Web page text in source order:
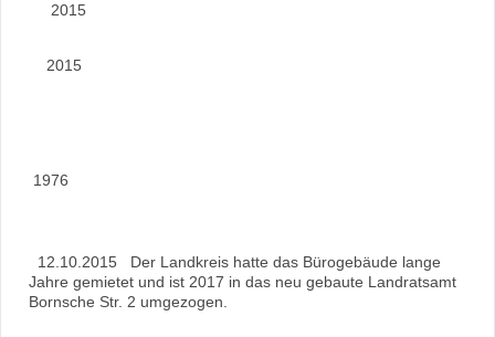
2015
2015
1976
12.10.2015 Der Landkreis hatte das Bürogebäude lange
Jahre gemietet und ist 2017 in das neu gebaute Landratsamt
Bornsche Str. 2 umgezogen.